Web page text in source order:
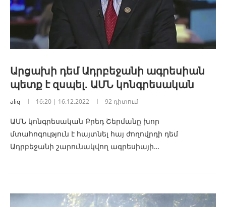
Արցախի դեմ Ադրբեջանի ագրեսիան
պետք է զսպել․ ԱՄՆ կոնգրեսական
aliq 16:20 | 16.12.2022 92 դիտում
ԱՄՆ կոնգրեսական Բրեդ Շերմանը խոր
մտահոգություն է հայտնել հայ ժողովրդի դեմ
Ադրբեջանի շարունակվող ագրեսիայի…